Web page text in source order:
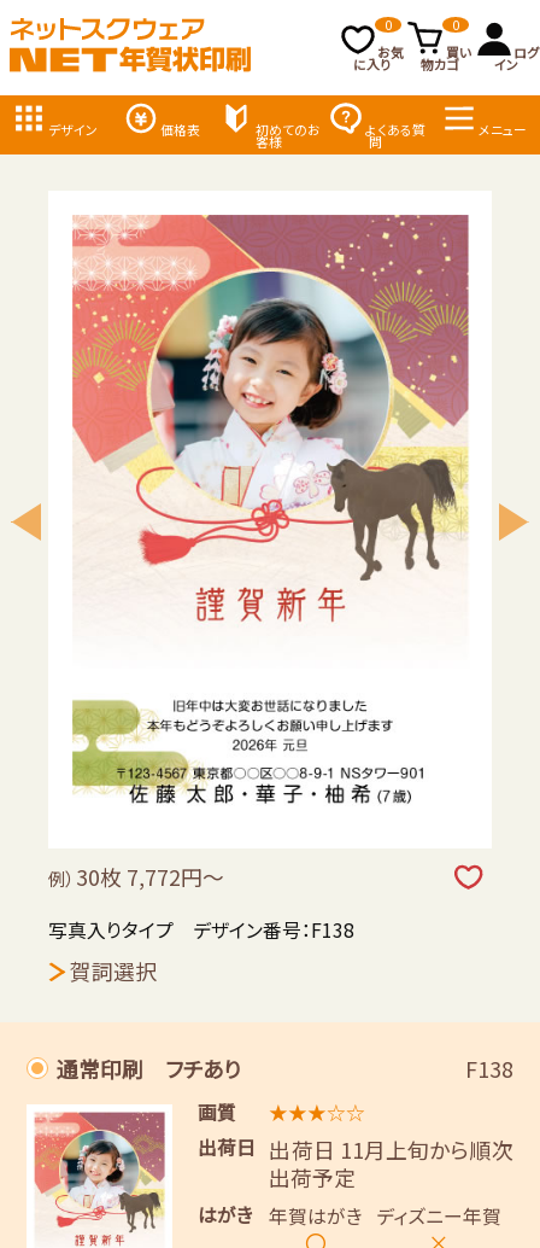
お気
に入り
0
買い
物カゴ
0
ログ
イン
デザイン 価格表 初めてのお
客様
よくある質
問
メニュー
例） 30枚 7,772円～
写真入りタイプ デザイン番号：F138
賀詞選択
通常印刷 フチあり F138
画質
★★★☆☆
出荷日
出荷日 11月上旬から順次
出荷予定
はがき 年賀はがき ディズニー年賀